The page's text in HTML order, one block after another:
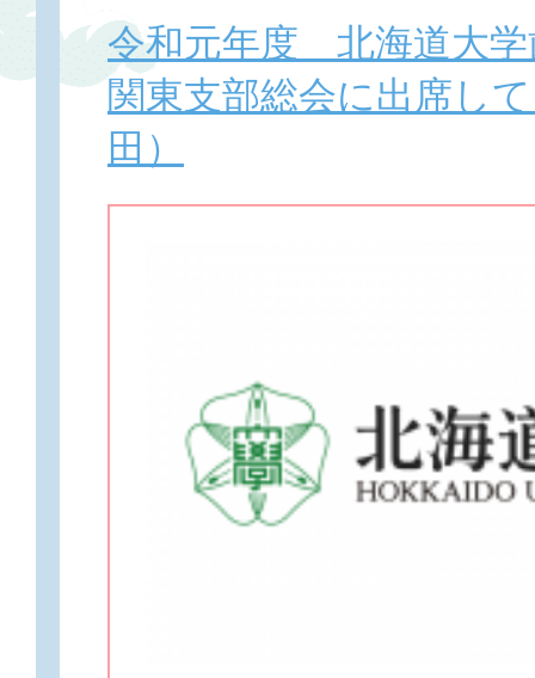
令和元年度 北海道大学
関東支部総会に出席し
田）